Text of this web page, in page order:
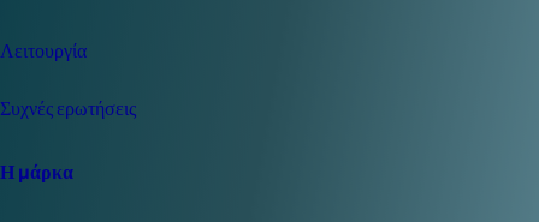
Λειτουργία
Συχνές ερωτήσεις
Η μάρκα